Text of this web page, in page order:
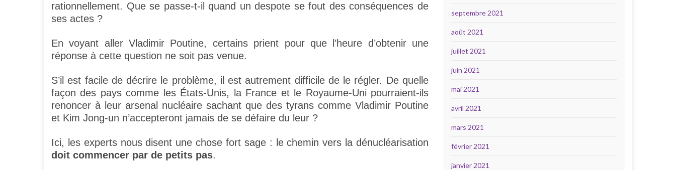
rationnellement. Que se passe-t-il quand un despote se fout des conséquences de
ses actes ?
En voyant aller Vladimir Poutine, certains prient pour que l’heure d’obtenir une
réponse à cette question ne soit pas venue.
S’il est facile de décrire le problème, il est autrement difficile de le régler. De quelle
façon des pays comme les États-Unis, la France et le Royaume-Uni pourraient-ils
renoncer à leur arsenal nucléaire sachant que des tyrans comme Vladimir Poutine
et Kim Jong-un n’accepteront jamais de se défaire du leur ?
Ici, les experts nous disent une chose fort sage : le chemin vers la dénucléarisation
doit commencer par de petits pas.
septembre 2021
août 2021
juillet 2021
juin 2021
mai 2021
avril 2021
mars 2021
février 2021
janvier 2021